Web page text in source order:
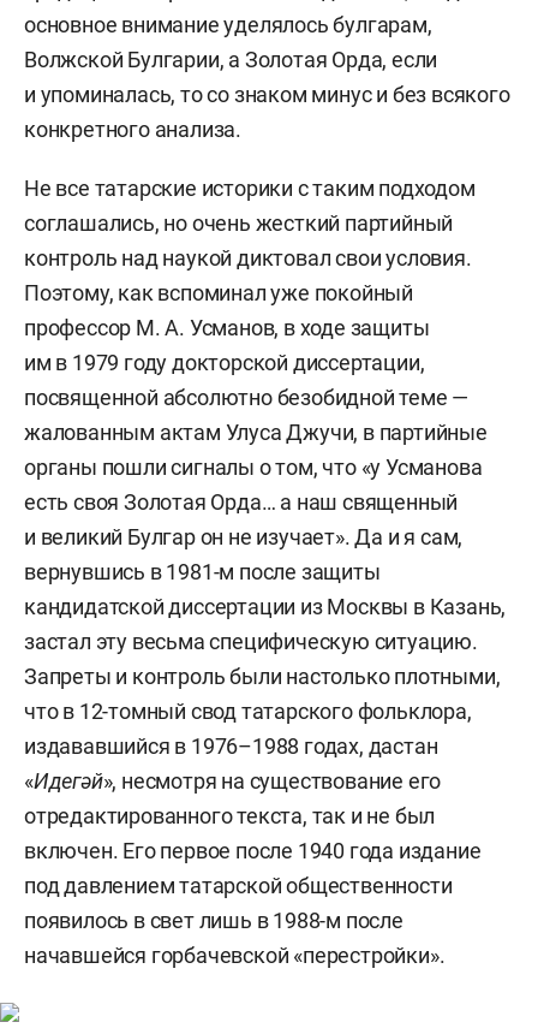
основное внимание уделялось булгарам,
Волжской Булгарии, а Золотая Орда, если
и упоминалась, то со знаком минус и без всякого
конкретного анализа.
Не все татарские историки с таким подходом
соглашались, но очень жесткий партийный
контроль над наукой диктовал свои условия.
Поэтому, как вспоминал уже покойный
профессор М. А. Усманов, в ходе защиты
им в 1979 году докторской диссертации,
посвященной абсолютно безобидной теме —
жалованным актам Улуса Джучи, в партийные
органы пошли сигналы о том, что «у Усманова
есть своя Золотая Орда… а наш священный
и великий Булгар он не изучает». Да и я сам,
вернувшись в 1981-м после защиты
кандидатской диссертации из Москвы в Казань,
застал эту весьма специфическую ситуацию.
Запреты и контроль были настолько плотными,
что в 12-томный свод татарского фольклора,
издававшийся в 1976–1988 годах, дастан
«Идегәй», несмотря на существование его
отредактированного текста, так и не был
включен. Его первое после 1940 года издание
под давлением татарской общественности
появилось в свет лишь в 1988-м после
начавшейся горбачевской «перестройки».